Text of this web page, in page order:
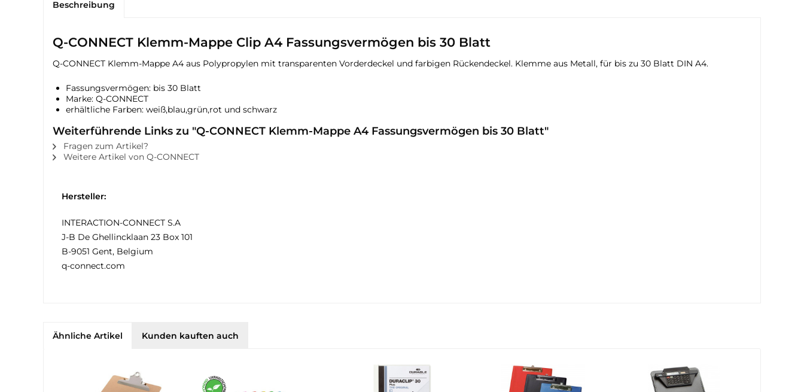
Beschreibung
Q-CONNECT Klemm-Mappe Clip A4 Fassungsvermögen bis 30 Blatt
Q-CONNECT Klemm-Mappe A4 aus Polypropylen mit transparenten Vorderdeckel und farbigen Rückendeckel. Klemme aus Metall, für bis zu 30 Blatt DIN A4.
Fassungsvermögen: bis 30 Blatt
Marke: Q-CONNECT
erhältliche Farben: weiß,blau,grün,rot und schwarz
Weiterführende Links zu "Q-CONNECT Klemm-Mappe A4 Fassungsvermögen bis 30 Blatt"
Fragen zum Artikel?
Weitere Artikel von Q-CONNECT
Hersteller:
INTERACTION-CONNECT S.A
J-B De Ghellincklaan 23 Box 101
B-9051 Gent, Belgium
q-connect.com
Ähnliche Artikel Kunden kauften auch